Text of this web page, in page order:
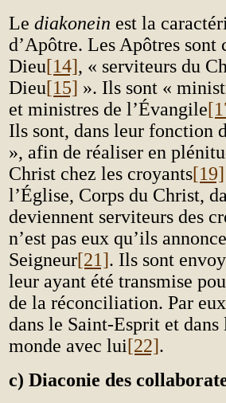
Le diakonein est la
d’Apôtre. Les Apôtres sont
Dieu[14], « serviteurs du
Dieu[15] ». Ils sont «
et ministres de l’Évangile
Ils sont, dans leur fonction
», afin de réaliser en
Christ chez les croyants[19]
l’Église, Corps du Christ,
deviennent serviteurs des
n’est pas eux qu’ils
Seigneur[21]. Ils sont
leur ayant été transmise
de la réconciliation. Par
dans le Saint-Esprit et
monde avec lui[22].
c) Diaconie des